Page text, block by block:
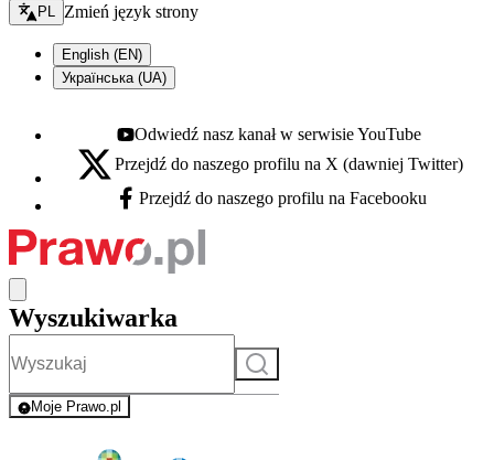
Zmień język - bieżący:
PL Zmień język strony
English (EN)
Українська (UA)
Youtube - otwiera się w nowej karcie
Odwiedź nasz kanał w serwisie YouTube
X - otwiera się w nowej karcie
Przejdź do naszego profilu na X (dawniej Twitter)
Facebook - otwiera się w nowej karcie
Przejdź do naszego profilu na Facebooku
Wyszukiwarka
Szukaj
Moje Prawo.pl
- rejestracja i logowanie do serwisu